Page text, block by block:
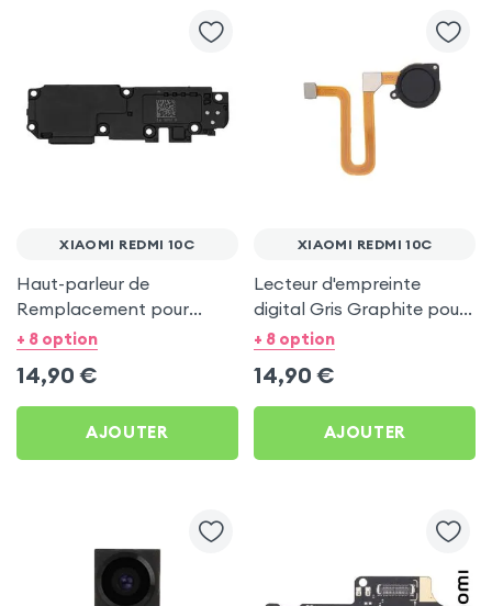
XIAOMI REDMI 10C
Haut-parleur de
Remplacement pour
Xiaomi Redmi 10C
+ 8 option
14,90 €
AJOUTER
XIAOMI REDMI 10C
Lecteur d'empreinte
digital Gris Graphite pour
Xiaomi Redmi 10C
+ 8 option
14,90 €
AJOUTER